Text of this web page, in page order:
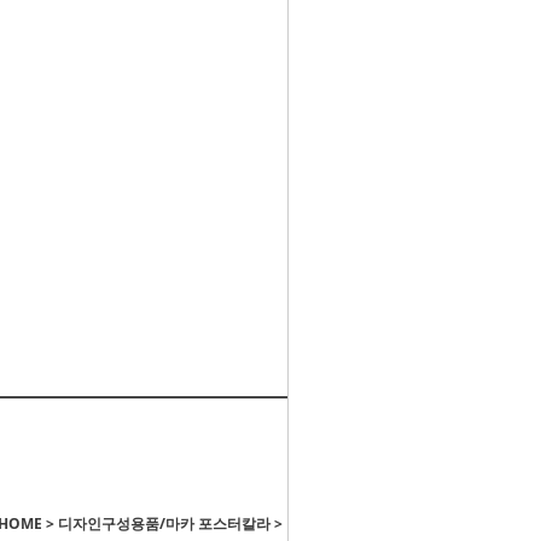
> 디자인구성용품/마카 포스터칼라>